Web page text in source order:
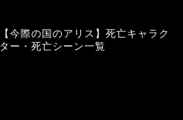
【今際の国のアリス】死亡キャラク
ター・死亡シーン一覧